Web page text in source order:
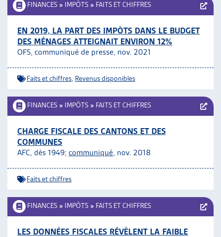
FINANCES » IMPÔTS » FAITS ET CHIFFRES
EN 2019, LA PART DES IMPÔTS DANS LE BUDGET
DES MÉNAGES ATTEIGNAIT ENVIRON 12%
OFS, communiqué de presse, nov. 2021
Faits et chiffres Revenus disponibles
FINANCES » IMPÔTS » FAITS ET CHIFFRES
CHARGE FISCALE DES CANTONS ET DES
COMMUNES
AFC, dès 1949; communiqué, nov. 2018
Faits et chiffres
FINANCES » IMPÔTS » FAITS ET CHIFFRES
LES DONNÉES FISCALES RÉVÈLENT LA FAIBLE